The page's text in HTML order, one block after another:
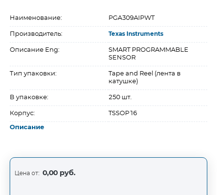
Наименование: PGA309AIPWT
Производитель: Texas Instruments
Описание Eng:
SMART PROGRAMMABLE
SENSOR
Тип упаковки:
Tape and Reel (лента в
катушке)
В упаковке: 250 шт.
Корпус: TSSOP16
Описание
Цена от: 0,00 руб.